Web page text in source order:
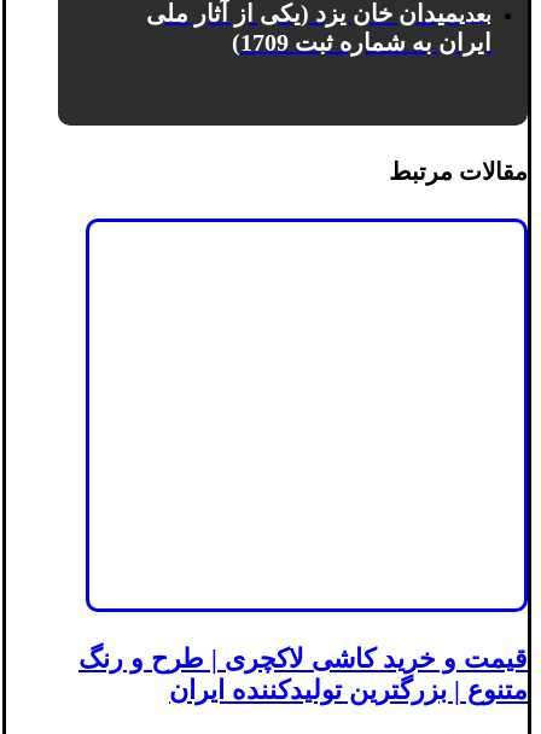
بعدیمیدان خان یزد (یکی از آثار ملی
ایران به شماره ثبت 1709)
مقالات مرتبط
قیمت و خرید کاشی لاکچری | طرح و رنگ
متنوع | بزرگترین تولیدکننده ایران